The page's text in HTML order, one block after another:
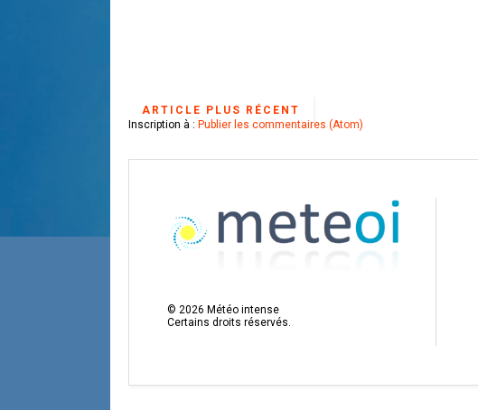
ARTICLE PLUS RÉCENT
Inscription à : Publier les commentaires (Atom)
©2026 Météo intense
Certains droits réservés.